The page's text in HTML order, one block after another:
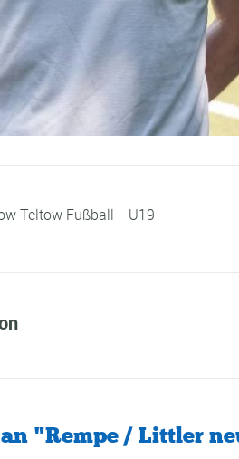
Teltow Fußball U19
"Rempe / Littler